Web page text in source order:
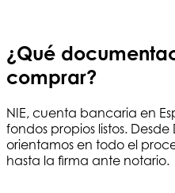
¿Qué
comprar?
NIE, cuenta bancaria en
fondos propios listos.
orientamos en todo el
hasta la firma ante notario.